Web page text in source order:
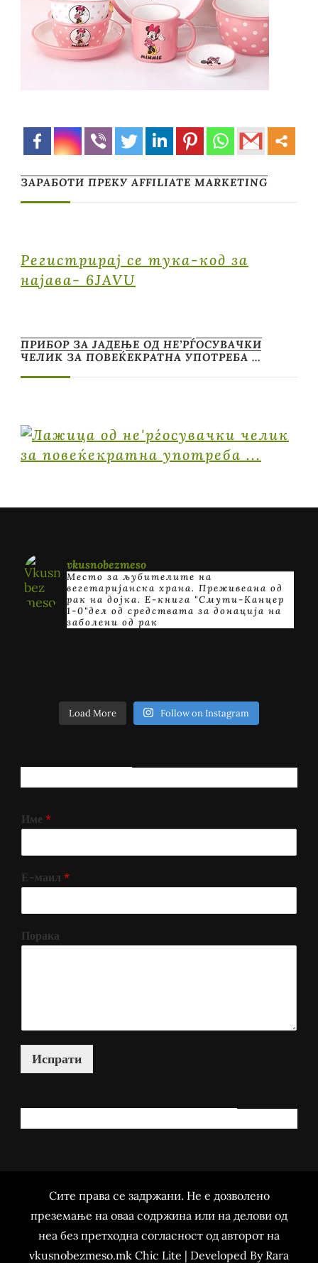
ЗАРАБОТИ ПРЕКУ AFFILIATE MARKETING
Регистрирај се тука-код за
најава- 6JAVU
ПРИБОР ЗА ЈАДЕЊЕ ОД НЕ’РЃОСУВАЧКИ
ЧЕЛИК ЗА ПОВЕЌЕКРАТНА УПОТРЕБА …
vkusnobezmeso
Место за љубителите на
вегетаријанска храна. Преживеана од
рак на дојка. E-книга "Смути-Канцер
1-0"дел од средствата за донација на
заболени од рак
Load More Follow on Instagram
Име *
Е-маил *
Порака
Испрати
Сите права се задржани. Не е дозволено
преземање на оваа содржина или на делови од
неа без претходна согласност од авторот на
vkusnobezmeso.mk Chic Lite | Developed By Rara